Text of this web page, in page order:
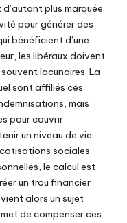
plus marquée
pour générer des
bénéficient d’une
les libéraux doivent
lacunaires. La
sont affiliés ces
mais
pour couvrir
un niveau de vie
sociales
le calcul est
un trou financier
alors un sujet
de compenser ces